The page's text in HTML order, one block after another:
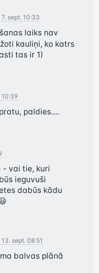
7. sept. 10:33
laiks nav
kauliņi, ko katrs
tas ir 1)
10:39
paldies....
- vai tie, kuri
ieguvuši
dabūs kādu
sept. 08:51
balvas plānā